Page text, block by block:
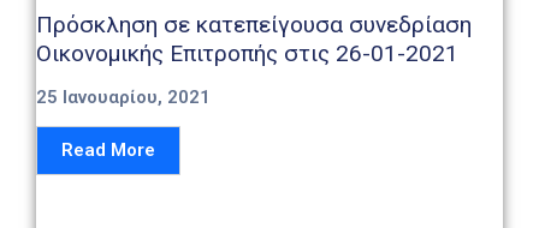
Πρόσκληση σε κατεπείγουσα συνεδρίαση
Οικονομικής Επιτροπής στις 26-01-2021
25 Ιανουαρίου, 2021
Read More